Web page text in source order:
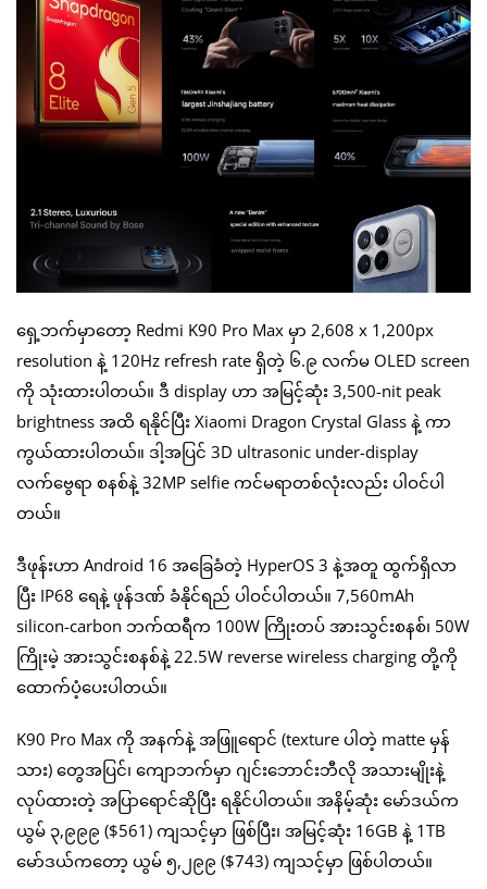
ရှေ့ဘက်မှာတော့ Redmi K90 Pro Max မှာ 2,608 x 1,200px
resolution နဲ့ 120Hz refresh rate ရှိတဲ့ ၆.၉ လက်မ OLED screen
ကို သုံးထားပါတယ်။ ဒီ display ဟာ အမြင့်ဆုံး 3,500-nit peak
brightness အထိ ရနိုင်ပြီး Xiaomi Dragon Crystal Glass နဲ့ ကာ
ကွယ်ထားပါတယ်။ ဒါ့အပြင် 3D ultrasonic under-display
လက်ဗွေရာ စနစ်နဲ့ 32MP selfie ကင်မရာတစ်လုံးလည်း ပါဝင်ပါ
တယ်။
ဒီဖုန်းဟာ Android 16 အခြေခံတဲ့ HyperOS 3 နဲ့အတူ ထွက်ရှိလာ
ပြီး IP68 ရေနဲ့ ဖုန်ဒဏ် ခံနိုင်ရည် ပါဝင်ပါတယ်။ 7,560mAh
silicon-carbon ဘက်ထရီက 100W ကြိုးတပ် အားသွင်းစနစ်၊ 50W
ကြိုးမဲ့ အားသွင်းစနစ်နဲ့ 22.5W reverse wireless charging တို့ကို
ထောက်ပံ့ပေးပါတယ်။
K90 Pro Max ကို အနက်နဲ့ အဖြူရောင် (texture ပါတဲ့ matte မှန်
သား) တွေအပြင်၊ ကျောဘက်မှာ ဂျင်းဘောင်းဘီလို အသားမျိုးနဲ့
လုပ်ထားတဲ့ အပြာရောင်ဆိုပြီး ရနိုင်ပါတယ်။ အနိမ့်ဆုံး မော်ဒယ်က
ယွမ် ၃,၉၉၉ ($561) ကျသင့်မှာ ဖြစ်ပြီး၊ အမြင့်ဆုံး 16GB နဲ့ 1TB
မော်ဒယ်ကတော့ ယွမ် ၅,၂၉၉ ($743) ကျသင့်မှာ ဖြစ်ပါတယ်။